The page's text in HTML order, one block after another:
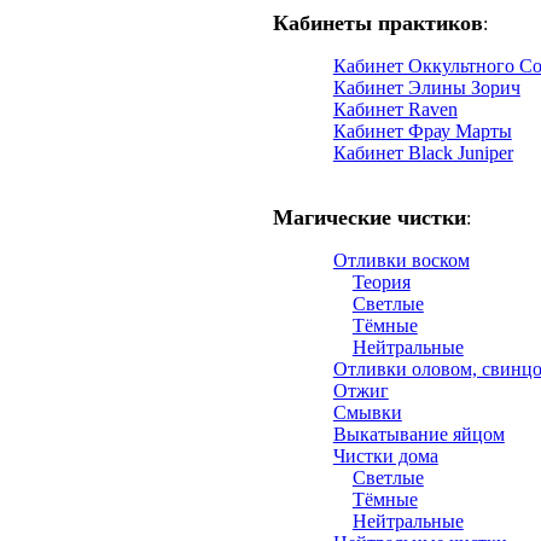
Кабинеты практиков:
Кабинет Оккультного
Кабинет Элины Зорич
Кабинет Raven
Кабинет Фрау Марты
Кабинет Black Juniper
Магические чистки:
Отливки воском
Теория
Светлые
Тёмные
Нейтральные
Отливки оловом,
Отжиг
Смывки
Выкатывание яйцом
Чистки дома
Светлые
Тёмные
Нейтральные